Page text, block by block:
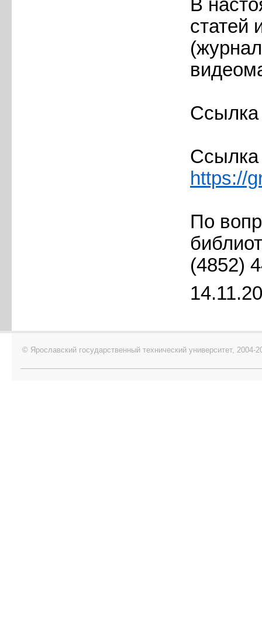
В
статей
https://
По
(4852)
© Ярославский государственный технический университет, 2004-